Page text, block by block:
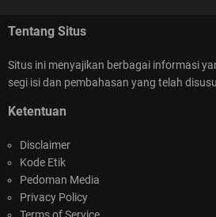
Capture Card Selain Elgato
Streaming Tanpa Ribet
Tips dan Trik Menang Bermain
Tentang Situs
Situs ini menyajikan berbagai informasi
segi isi dan pembahasan yang telah
Ketentuan
Disclaimer
Kode Etik
Pedoman Media
Privacy Policy
Terms of Service